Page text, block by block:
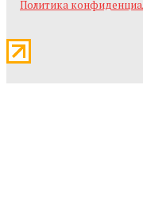
Политика